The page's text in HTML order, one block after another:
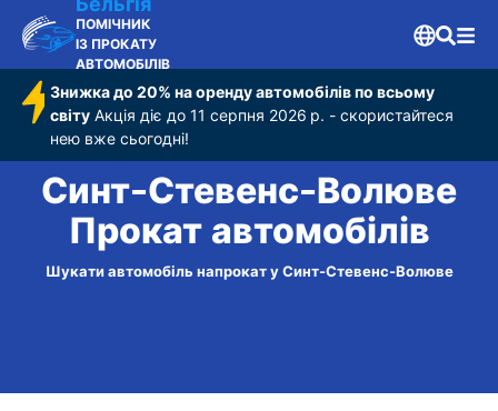
ПОМІЧНИК
ІЗ ПРОКАТУ
АВТОМОБІЛІВ
Знижка до 20% на оренду автомобілів по всьому
світу Акція діє до 11 серпня 2026 р. - скористайтеся
нею вже сьогодні!
Синт-Стевенс-Волюве
Прокат автомобілів
Шукати автомобіль напрокат у Синт-Стевенс-Волюве